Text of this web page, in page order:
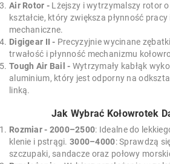
Air Rotor - Lżejszy i wytrzymalszy rotor
kształcie, który zwiększa płynność
mechaniczne.
Digigear II - Precyzyjnie wycinane
trwałość i płynność mechanizmu
Tough Air Bail - Wytrzymały kabłąk
aluminium, który jest odporny na
linką.
Jak Wybrać Kołowrotek
Rozmiar - 2000–2500: Idealne do
klenie i pstrągi.3000–4000: Sprawdzą
szczupaki, sandacze oraz połowy